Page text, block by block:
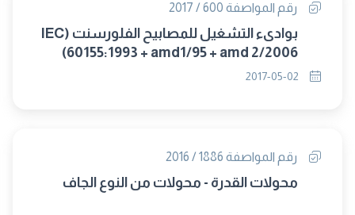
رقم المواصفة 600 / 2017
بوادىء التشغيل للمصابيح الفلورسنت (IEC
60155:1993 + amd1/95 + amd 2/2006)
(متبناه)
رقم المواصفة 1886 / 2016
محولات القدرة - محولات من النوع الجاف